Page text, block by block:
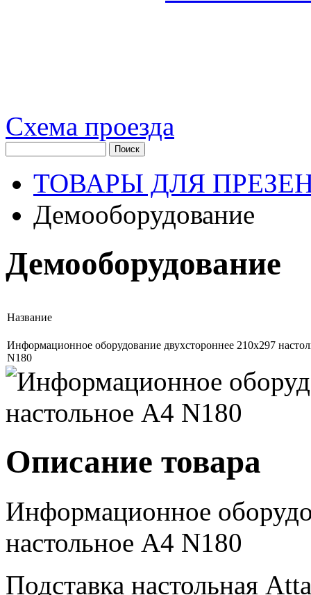
Схема проезда
ТОВАРЫ ДЛЯ
Демооборудование
Демооборудование
Название
Информационное оборудование двухстороннее 210х297
N180
Описание товара
Информационное
настольное А4 N180
Подставка настольная